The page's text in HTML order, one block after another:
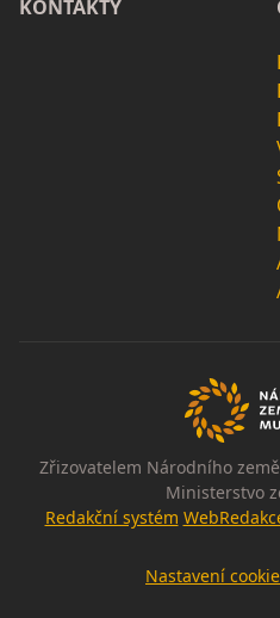
KONTAKTY
Zřizovatelem Národního
Ministerstvo
Redakční systém
Nastavení